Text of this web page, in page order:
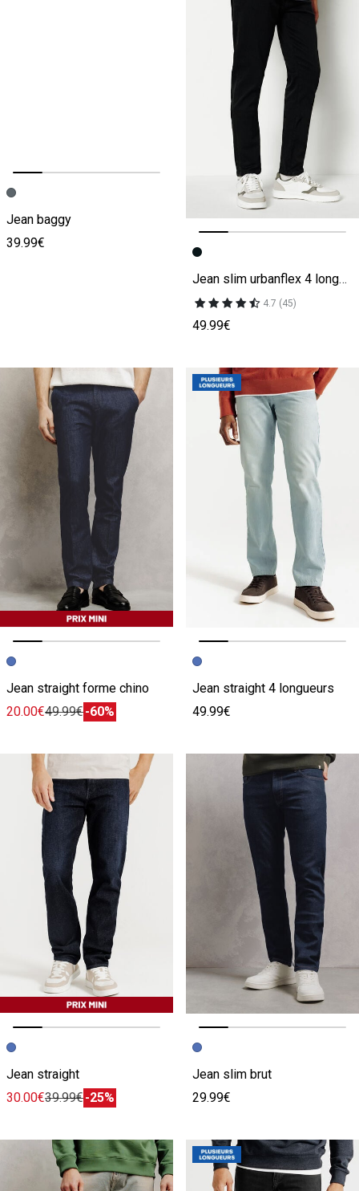
Image précédente
Image suivante
Jean baggy
39.99€
Image précédente
Image suivante
Jean slim urbanflex 4 longueurs
4.7 (45)
49.99€
Image précédente
Image suivante
Jean straight forme chino
20.00€49.99€-60%
Image précédente
Image suivante
Jean straight 4 longueurs
49.99€
Image précédente
Image suivante
Jean straight
30.00€39.99€-25%
Image précédente
Image suivante
Jean slim brut
29.99€